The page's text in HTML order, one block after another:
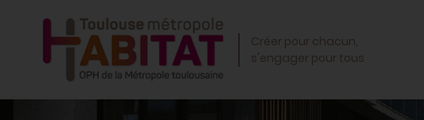
Créer pour chacun,
s'engager pour tous